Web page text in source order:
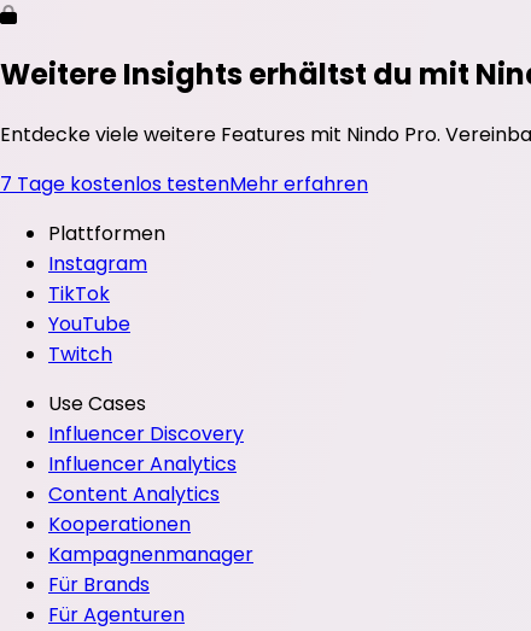
Weitere Insights erhältst du mit
Entdecke viele weitere Features mit Nindo Pro.
7 Tage kostenlos testenMehr erfahren
Plattformen
Instagram
TikTok
YouTube
Twitch
Use Cases
Influencer Discovery
Influencer Analytics
Content Analytics
Kooperationen
Kampagnenmanager
Für Brands
Für Agenturen